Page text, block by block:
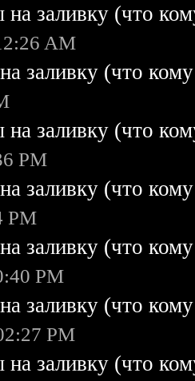
на заливку (что
AM
заливку (что
на заливку (что
PM
заливку (что
PM
заливку (что
PM
заливку (что
PM
на заливку (что